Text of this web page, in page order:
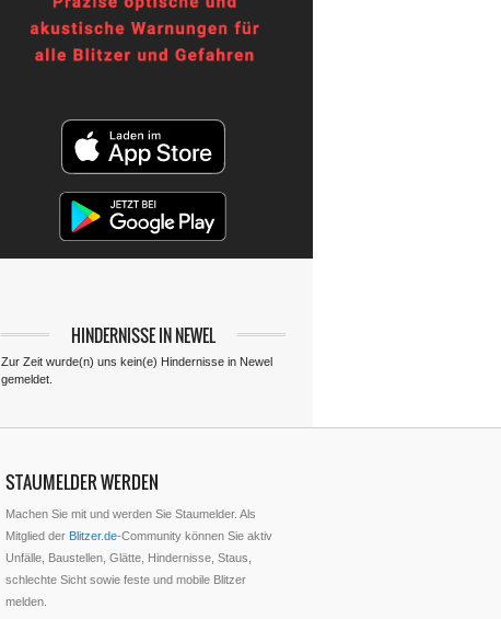
HINDERNISSE IN NEWEL
Zur Zeit wurde(n) uns kein(e) Hindernisse in Newel
gemeldet.
STAUMELDER WERDEN
Machen Sie mit und werden Sie Staumelder. Als
Mitglied der Blitzer.de-Community können Sie aktiv
Unfälle, Baustellen, Glätte, Hindernisse, Staus,
schlechte Sicht sowie feste und mobile Blitzer
melden.